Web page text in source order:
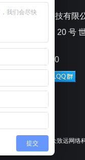
众致远网络科技有限
市朝阳区安苑路 20 号
：010-82433070
© 2025北京博众致远网络
提交